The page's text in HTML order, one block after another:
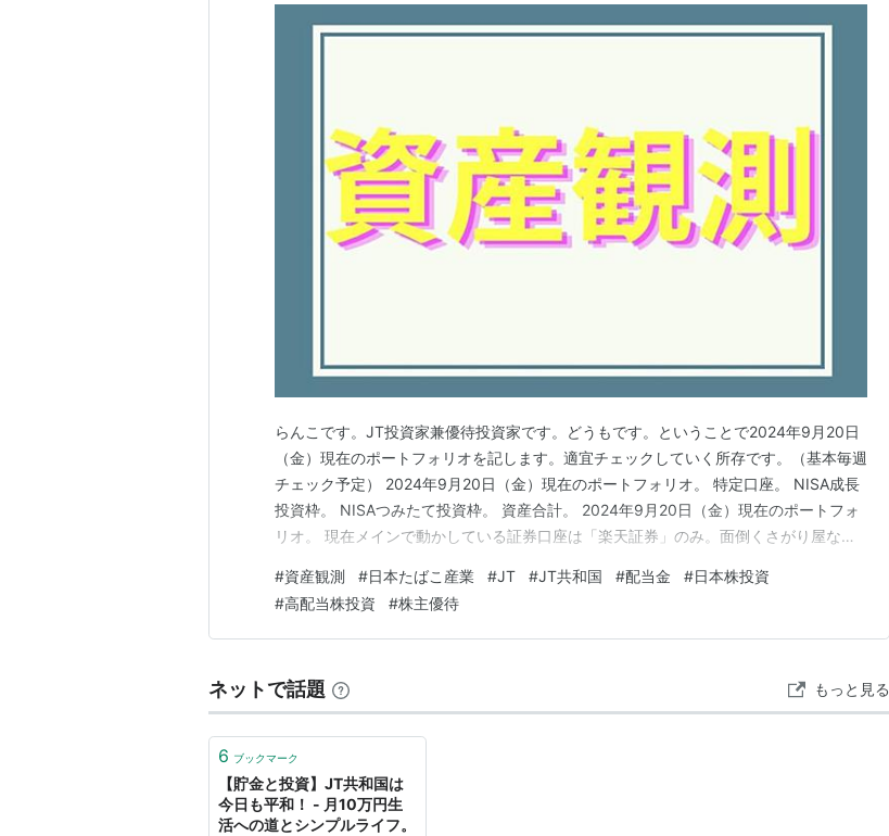
らんこです。JT投資家兼優待投資家です。どうもです。ということで2024年9月20日
（金）現在のポートフォリオを記します。適宜チェックしていく所存です。（基本毎週
チェック予定） 2024年9月20日（金）現在のポートフォリオ。 特定口座。 NISA成長
投資枠。 NISAつみたて投資枠。 資産合計。 2024年9月20日（金）現在のポートフォ
リオ。 現在メインで動かしている証券口座は「楽天証券」のみ。面倒くさがり屋なの
う。 特定口座。 （1379）ホクト 100株🍄 （1780）ヤマウラ 100株🏢 （2503）キリ
ン…
#資産観測 #日本たばこ産業 #JT #JT共和国 #配当金 #日本株投資
#高配当株投資 #株主優待
ネットで話題 もっと見る
6 ブックマーク
【貯金と投資】JT共和国は
今日も平和！ - 月10万円生
活への道とシンプルライフ。